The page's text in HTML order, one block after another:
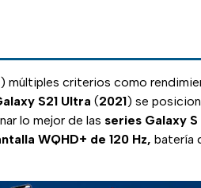
) múltiples criterios como
S21 Ultra (2021) se
lo mejor de las series Galaxy S
WQHD+ de 120 Hz, batería